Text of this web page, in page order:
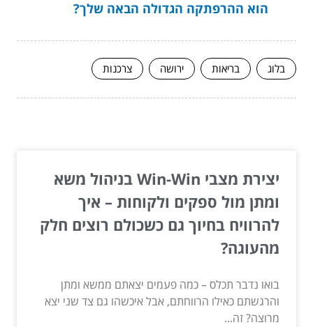
הוא ההרפתקה הגדולה הבאה שלך?
בלוג בריאות ירושה צרכנות
יצירת מצבי Win-Win בניהול משא
ומתן מול ספקים ולקוחות – איך
להרוויח בחיוך גם כשכולם רוצים חלק
מהעוגה?
בואו נדבר תכלס – כמה פעמים יצאתם ממשא ומתן
והרגשתם כאילו הרווחתם, אבל איכשהו גם צד שני יצא
מרוצה? זה...